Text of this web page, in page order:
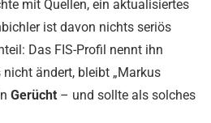
mit Quellen, ein aktualisiertes
ist davon nichts seriös
Das FIS-Profil nennt ihn
ändert, bleibt „Markus
Gerücht – und sollte als solches